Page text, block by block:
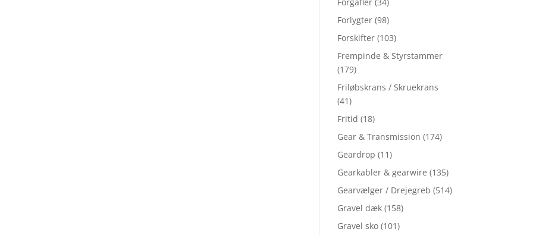
Forlygter (98)
Forskifter (103)
Frempinde & Styrstammer
(179)
Friløbskrans / Skruekrans
(41)
Fritid (18)
Gear & Transmission (174)
Geardrop (11)
Gearkabler & gearwire (135)
Gearvælger / Drejegreb (514)
Gravel dæk (158)
Gravel sko (101)